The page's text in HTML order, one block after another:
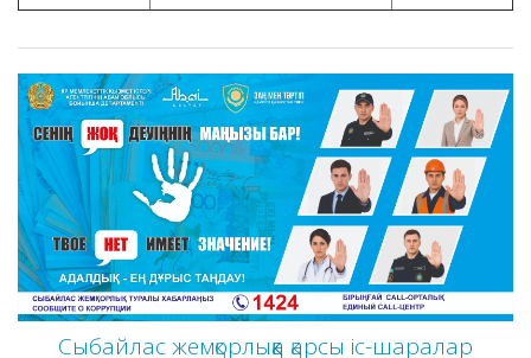
Сыбайлас жемқорлыққа қарсы іс-шаралар